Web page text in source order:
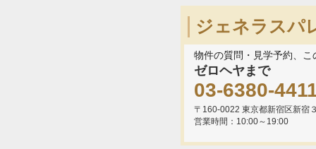
ジェネラスパ
物件の質問・見学予約、
ゼロヘヤまで
03-6380-
〒160-0022 東京都新宿区新宿
営業時間：10:00～19:00